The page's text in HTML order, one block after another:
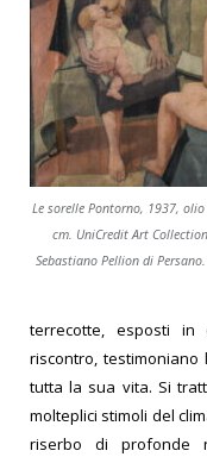
Le sorelle Pontorno, 1937,
cm. UniCredit Art
Sebastiano Pellion di
terrecotte, esposti
riscontro, testimoniano
tutta la sua vita. Si
molteplici stimoli del
riserbo di profonde